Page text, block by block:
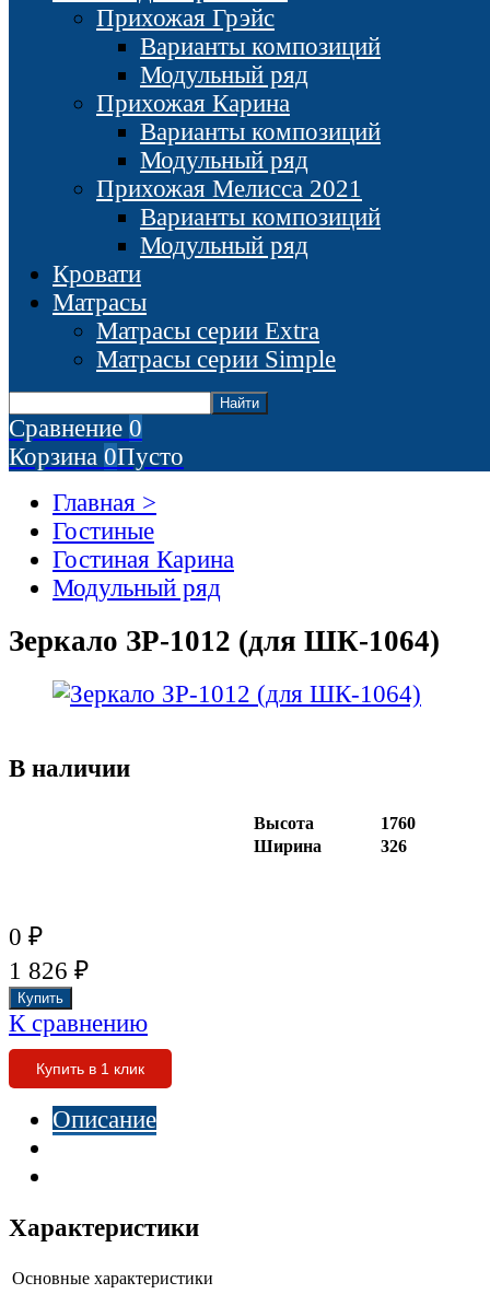
Прихожая Грэйс
Варианты композиций
Модульный ряд
Прихожая Карина
Варианты композиций
Модульный ряд
Прихожая Мелисса 2021
Варианты композиций
Модульный ряд
Кровати
Матрасы
Матрасы серии Extra
Матрасы серии Simple
Сравнение 0
Корзина 0Пусто
Главная >
Гостиные
Гостиная Карина
Модульный ряд
Зеркало ЗР-1012 (для ШК-1064)
В наличии
Высота
1760
Ширина
326
0 ₽
1 826 ₽
К сравнению
Купить в 1 клик
Описание
Характеристики
Основные характеристики